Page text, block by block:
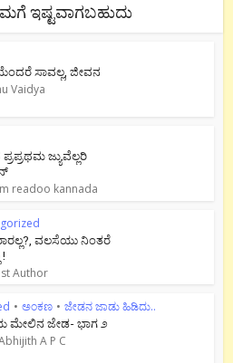
ಇಷ್ಟವಾಗಬಹುದು
ಸಾವಲ್ಲ, ಜೀವನ
Vaidya
ಜ್ಯುವೆಲ್ಲರಿ
readoo kannada
ವಲಸೆಯು ನಿಂತರೆ
Author
• ಅಂಕಣ • ಜೇಡನ ಜಾಡು ಹಿಡಿದು..
ಜೇಡ- ಭಾಗ ೨
A P C